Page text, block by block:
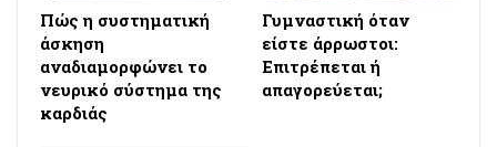
Πώς η συστηματική
άσκηση
αναδιαμορφώνει το
νευρικό σύστημα της
καρδιάς
Γυμναστική όταν
είστε άρρωστοι:
Επιτρέπεται ή
απαγορεύεται;